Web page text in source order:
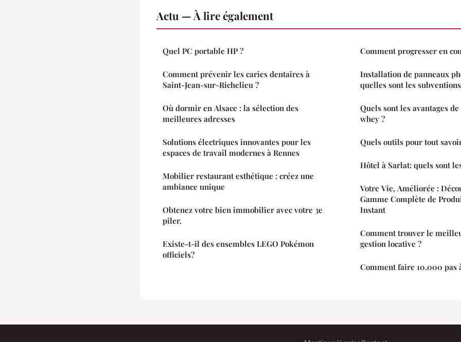
Actu — À lire également
Quel PC portable HP ?
Comment prévenir les caries dentaires à
Saint-Jean-sur-Richelieu ?
Où dormir en Alsace : la sélection des
meilleures adresses
Solutions électriques innovantes pour les
espaces de travail modernes à Rennes
Mobilier restaurant esthétique : créez une
ambiance unique
Obtenez votre bien immobilier avec votre 3e
piler.
Existe-t-il des ensembles LEGO Pokémon
officiels?
Comment progresser en
Installation de panneaux
quelles sont les
Quels sont les avantages
whey ?
Quels outils pour tout
Hôtel à Sarlat: quels sont
Votre Vie, Améliorée :
Gamme Complète de
Instant
Comment trouver le
gestion locative ?
Comment faire 10.000 pas